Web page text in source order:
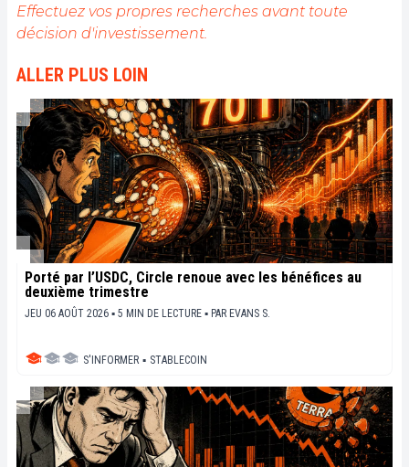
Effectuez vos propres recherches avant toute
décision d'investissement.
ALLER PLUS LOIN
Porté par l’USDC, Circle renoue avec les bénéfices au
deuxième trimestre
JEU 06 AOÛT 2026 ▪ 5 MIN DE LECTURE ▪ PAR EVANS S.
S'INFORMER ▪ STABLECOIN